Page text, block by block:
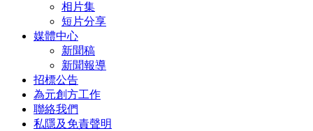
相片集
短片分享
媒體中心
新聞稿
新聞報導
招標公告
為元創方工作
聯絡我們
私隱及免責聲明